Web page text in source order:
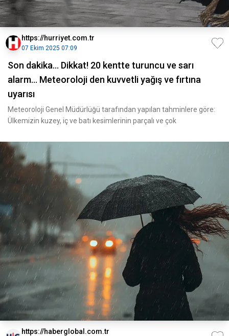
https://hurriyet.com.tr
07 Ekim 2025 07:09
Son dakika... Dikkat! 20 kentte turuncu ve sarı
alarm... Meteoroloji den kuvvetli yağış ve fırtına
uyarısı
Meteoroloji Genel Müdürlüğü tarafından yapılan tahminlere göre:
Ülkemizin kuzey, iç ve batı kesimlerinin parçalı ve çok
https://haberglobal.com.tr